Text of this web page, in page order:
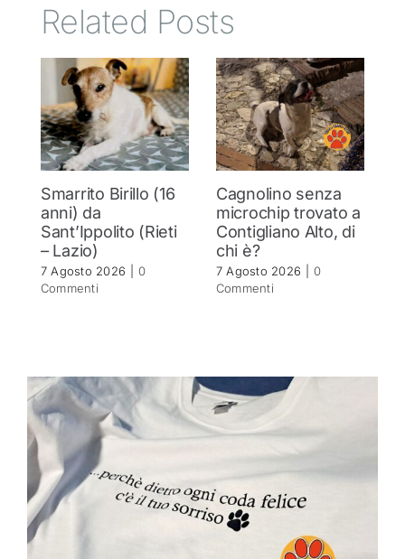
Related Posts
Smarrito Birillo (16
anni) da
Sant’Ippolito (Rieti
– Lazio)
7 Agosto 2026
0
Commenti
Cagnolino senza
microchip trovato a
Contigliano Alto, di
chi è?
7 Agosto 2026
0
Commenti